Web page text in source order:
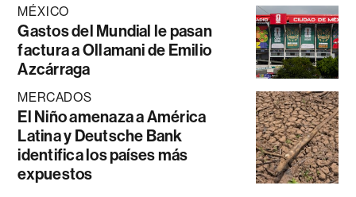
MÉXICO
Gastos del Mundial le pasan
factura a Ollamani de Emilio
Azcárraga
MERCADOS
El Niño amenaza a América
Latina y Deutsche Bank
identifica los países más
expuestos